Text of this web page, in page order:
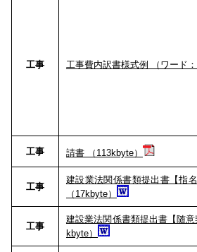
工事 工事費内訳書様式例 （ワード：
工事 請書 （113kbyte）
工事
建設業法関係書類提出書【指名
（17kbyte）
工事
建設業法関係書類提出書【随
kbyte）